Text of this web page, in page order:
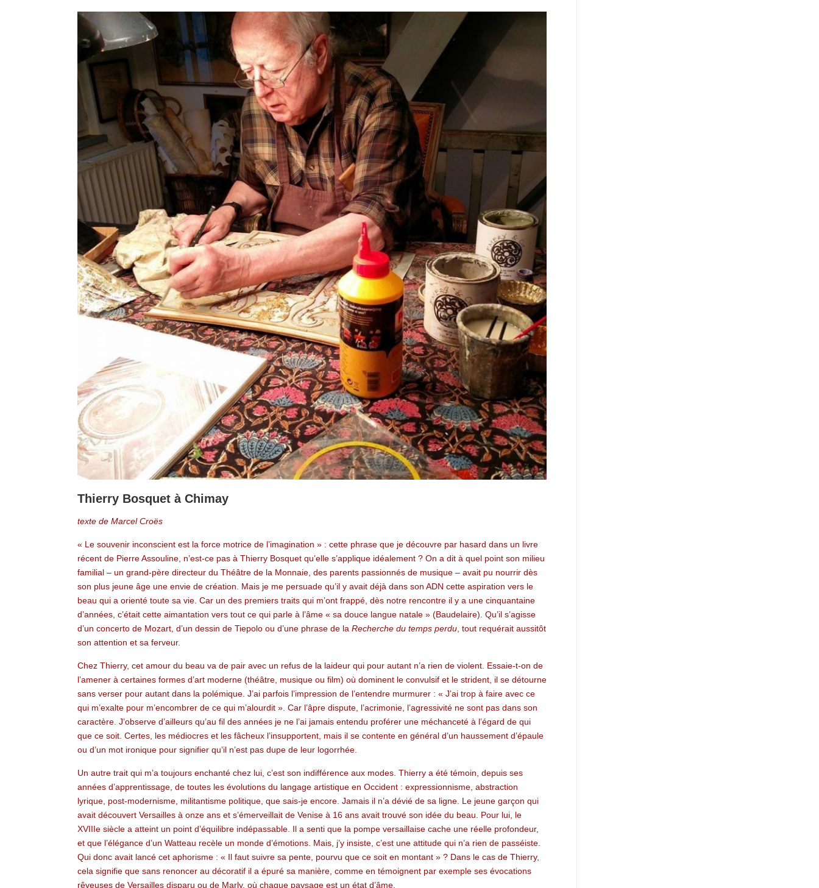
Thierry Bosquet à Chimay
texte de Marcel Croës
« Le souvenir inconscient est la force motrice de l’imagination » : cette phrase que je découvre par hasard dans un livre
récent de Pierre Assouline, n’est-ce pas à Thierry Bosquet qu’elle s’applique idéalement ? On a dit à quel point son milieu
familial – un grand-père directeur du Théâtre de la Monnaie, des parents passionnés de musique – avait pu nourrir dès
son plus jeune âge une envie de création. Mais je me persuade qu’il y avait déjà dans son ADN cette aspiration vers le
beau qui a orienté toute sa vie. Car un des premiers traits qui m’ont frappé, dès notre rencontre il y a une cinquantaine
d’années, c’était cette aimantation vers tout ce qui parle à l’âme « sa douce langue natale » (Baudelaire). Qu’il s’agisse
d’un concerto de Mozart, d’un dessin de Tiepolo ou d’une phrase de la Recherche du temps perdu , tout requérait aussitôt
son attention et sa ferveur.
Chez Thierry, cet amour du beau va de pair avec un refus de la laideur qui pour autant n’a rien de violent. Essaie-t-on de
l’amener à certaines formes d’art moderne (théâtre, musique ou film) où dominent le convulsif et le strident, il se détourne
sans verser pour autant dans la polémique. J’ai parfois l’impression de l’entendre murmurer : « J’ai trop à faire avec ce
qui m’exalte pour m’encombrer de ce qui m’alourdit ». Car l’âpre dispute, l’acrimonie, l’agressivité ne sont pas dans son
caractère. J’observe d’ailleurs qu’au fil des années je ne l’ai jamais entendu proférer une méchanceté à l’égard de qui
que ce soit. Certes, les médiocres et les fâcheux l’insupportent, mais il se contente en général d’un haussement d’épaule
ou d’un mot ironique pour signifier qu’il n’est pas dupe de leur logorrhée.
Un autre trait qui m’a toujours enchanté chez lui, c’est son indifférence aux modes. Thierry a été témoin, depuis ses
années d’apprentissage, de toutes les évolutions du langage artistique en Occident : expressionnisme, abstraction
lyrique, post-modernisme, militantisme politique, que sais-je encore. Jamais il n’a dévié de sa ligne. Le jeune garçon qui
avait découvert Versailles à onze ans et s’émerveillait de Venise à 16 ans avait trouvé son idée du beau. Pour lui, le
XVIIIe siècle a atteint un point d’équilibre indépassable. Il a senti que la pompe versaillaise cache une réelle profondeur,
et que l’élégance d’un Watteau recèle un monde d’émotions. Mais, j’y insiste, c’est une attitude qui n’a rien de passéiste.
Qui donc avait lancé cet aphorisme : « Il faut suivre sa pente, pourvu que ce soit en montant » ? Dans le cas de Thierry,
cela signifie que sans renoncer au décoratif il a épuré sa manière, comme en témoignent par exemple ses évocations
rêveuses de Versailles disparu ou de Marly, où chaque paysage est un état d’âme.